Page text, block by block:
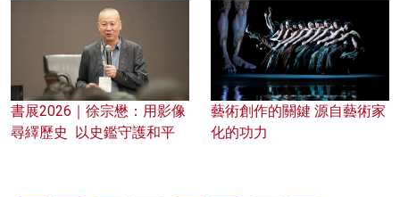
書展2026｜徐宗懋：用影像
尋繹歷史 以史鑑守護和平
藝術創作的關鍵 源自藝術家
化的功力